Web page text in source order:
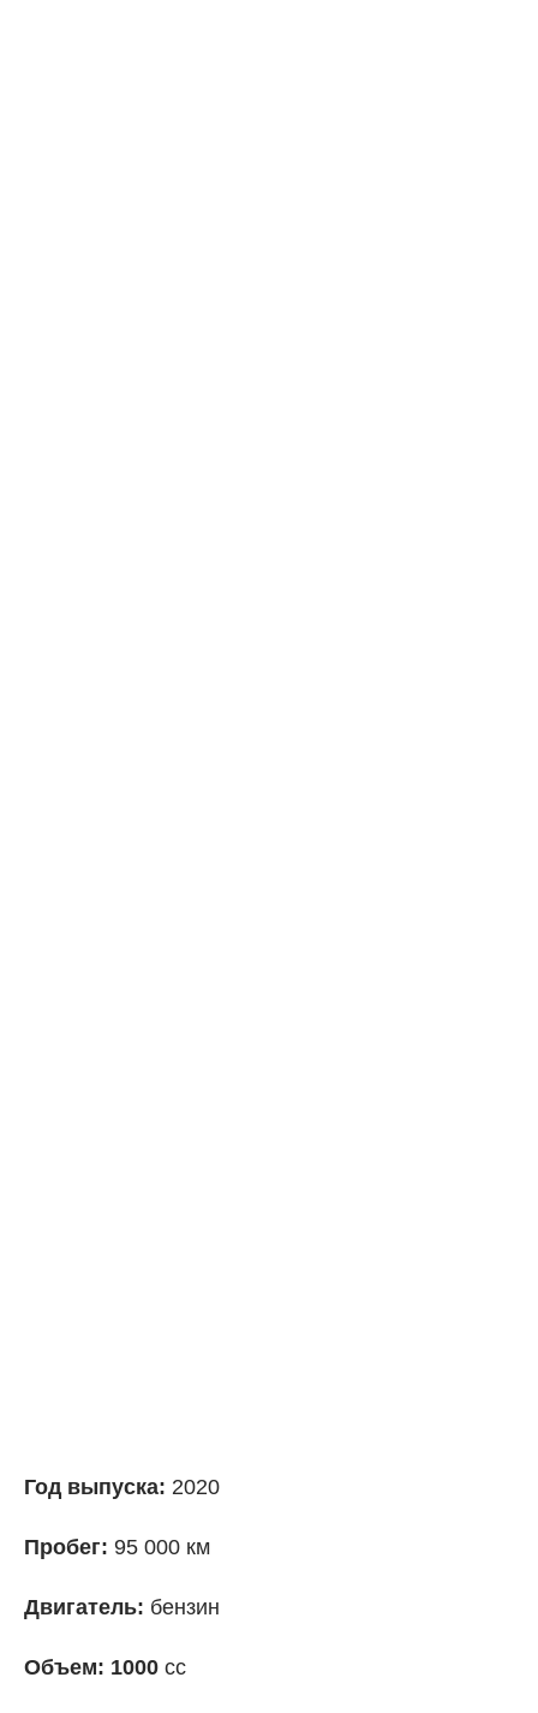
Год выпуска: 2020
Пробег: 95 000 км
Двигатель: бензин
Объем: 1000 сс